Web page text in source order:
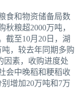
食和物资储备局数
粮超2000万吨，
截至10月20日，湖
，较去年同期多购
因素，收购进度处
会中晚稻和粳稻收
增加20万吨和7万